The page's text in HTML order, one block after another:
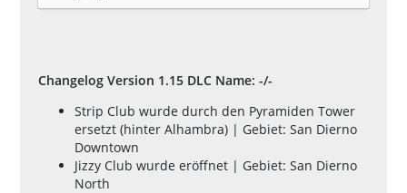
Changelog Version 1.15 DLC Name: -/-
Strip Club wurde durch den Pyramiden Tower
ersetzt (hinter Alhambra) | Gebiet: San Dierno
Downtown
Jizzy Club wurde eröffnet | Gebiet: San Dierno
North